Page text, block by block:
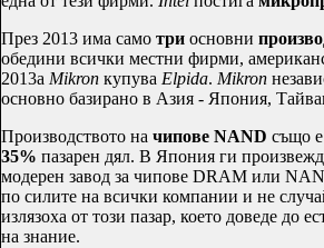
През 2013 има само три основни
обедини всички местни фирми,
2013а Mikron купува Elpida. Mikron
основно базирано в Азия - Япония,
Производството на чипове NAND също
35% пазарен дял. В Япония ги
модерен завод за чипове DRAM или
по силите на всички компании и не
излязоха от този пазар, което доведе до
на знание.